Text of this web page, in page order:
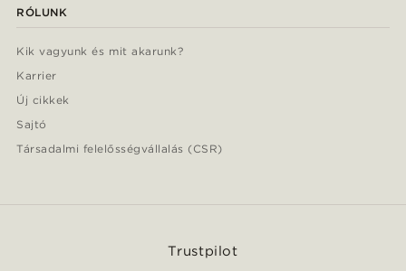
RÓLUNK
Kik vagyunk és mit akarunk?
Karrier
Új cikkek
Sajtó
Társadalmi felelősségvállalás (CSR)
Trustpilot